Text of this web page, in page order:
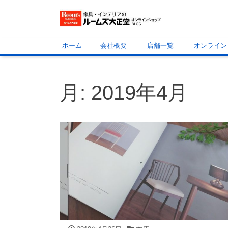
ホーム 会社概要 店舗一覧 オンライ
月: 2019年4月